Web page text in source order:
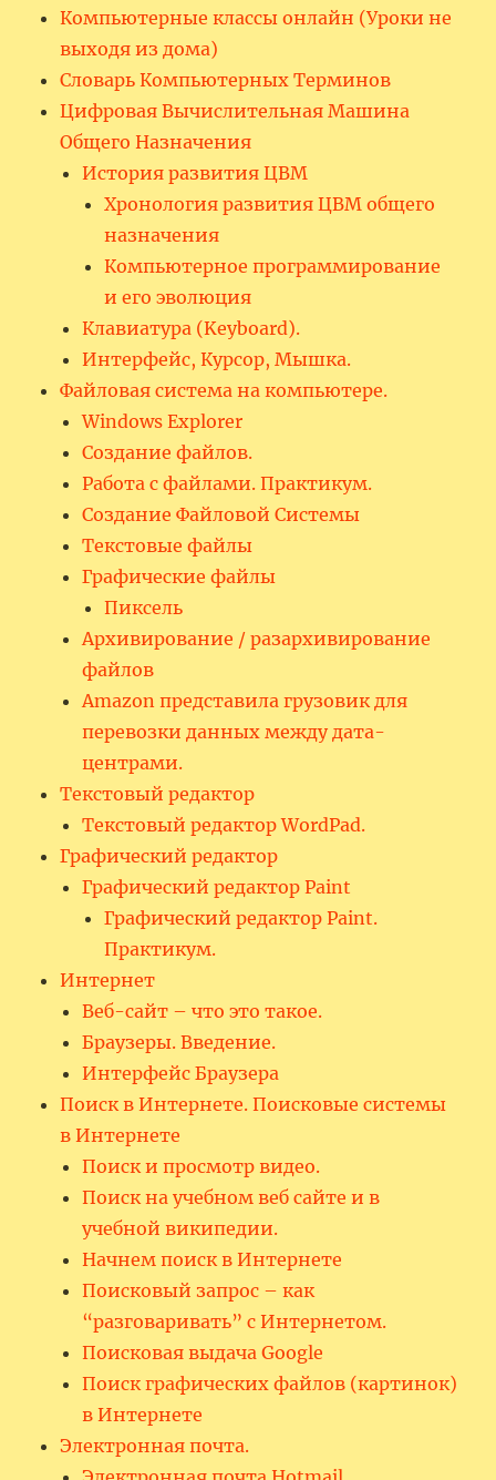
Компьютерные классы онлайн (Уроки не
выходя из дома)
Словарь Компьютерных Терминов
Цифровая Вычислительная Машина
Общего Назначения
История развития ЦВМ
Хронология развития ЦВМ общего
назначения
Компьютерное программирование
и его эволюция
Клавиатура (Keyboard).
Интерфейс, Курсор, Мышка.
Файловая система на компьютере.
Windows Explorer
Создание файлов.
Работа с файлами. Практикум.
Создание Файловой Системы
Текстовые файлы
Графические файлы
Пиксель
Архивирование / разархивирование
файлов
Amazon представила грузовик для
перевозки данных между дата-
центрами.
Текстовый редактор
Текстовый редактор WordPad.
Графический редактор
Графический редактор Paint
Графический редактор Paint.
Практикум.
Интернет
Веб-сайт – что это такое.
Браузеры. Введение.
Интерфейс Браузера
Поиск в Интернете. Поисковые системы
в Интернете
Поиск и просмотр видео.
Поиск на учебном веб сайте и в
учебной википедии.
Начнем поиск в Интернете
Поисковый запрос – как
“разговаривать” с Интернетом.
Поисковая выдача Google
Поиск графических файлов (картинок)
в Интернете
Электронная почта.